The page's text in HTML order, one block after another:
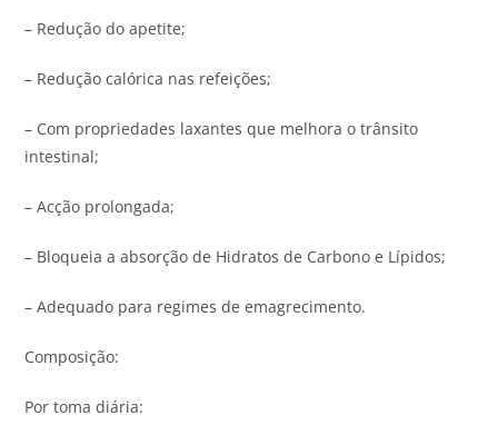
– Redução do apetite;
– Redução calórica nas refeições;
– Com propriedades laxantes que melhora o trânsito
intestinal;
– Acção prolongada;
– Bloqueia a absorção de Hidratos de Carbono e Lípidos;
– Adequado para regimes de emagrecimento.
Composição:
Por toma diária: